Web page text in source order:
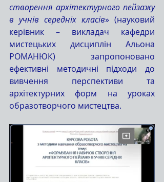
створення архітектурного пейзажу
в учнів середніх класів» (науковий
керівник – викладач кафедри
мистецьких дисциплін Альона
РОМАНЮК) запропоновано
ефективні методичні підходи до
вивчення перспективи та
архітектурних форм на уроках
образотворчого мистецтва.